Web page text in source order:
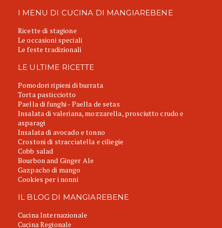
I MENU DI CUCINA DI MANGIAREBENE
Ricette di stagione
Le occasioni speciali
Le feste tradizionali
LE ULTIME RICETTE
Pomodori ripieni di burrata
Torta pasticciotto
Paella di funghi - Paella de setas
Insalata di valeriana, mozzarella, prosciutto crudo e
asparagi
Insalata di avocado e tonno
Crostoni di stracciatella e ciliegie
Cobb salad
Bourbon and Ginger Ale
Gazpacho di mango
Cookies per i nonni
IL BLOG DI MANGIAREBENE
Cucina Internazionale
Cucina Regionale